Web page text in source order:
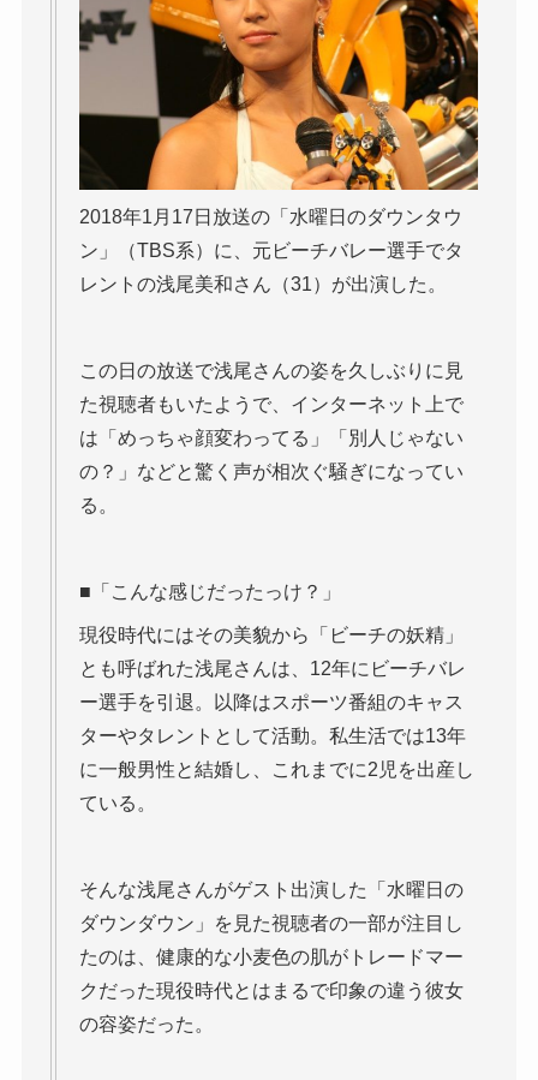
2018年1月17日放送の「水曜日のダウンタウ
ン」（TBS系）に、元ビーチバレー選手でタ
レントの浅尾美和さん（31）が出演した。
この日の放送で浅尾さんの姿を久しぶりに見
た視聴者もいたようで、インターネット上で
は「めっちゃ顔変わってる」「別人じゃない
の？」などと驚く声が相次ぐ騒ぎになってい
る。
■「こんな感じだったっけ？」
現役時代にはその美貌から「ビーチの妖精」
とも呼ばれた浅尾さんは、12年にビーチバレ
ー選手を引退。以降はスポーツ番組のキャス
ターやタレントとして活動。私生活では13年
に一般男性と結婚し、これまでに2児を出産し
ている。
そんな浅尾さんがゲスト出演した「水曜日の
ダウンダウン」を見た視聴者の一部が注目し
たのは、健康的な小麦色の肌がトレードマー
クだった現役時代とはまるで印象の違う彼女
の容姿だった。